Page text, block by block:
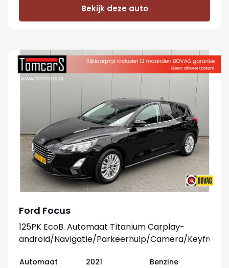
Bekijk deze auto
Ford Focus
125PK EcoB. Automaat Titanium Carplay-
android/Navigatie/Parkeerhulp/Camera/Keyfree
Automaat 2021 Benzine